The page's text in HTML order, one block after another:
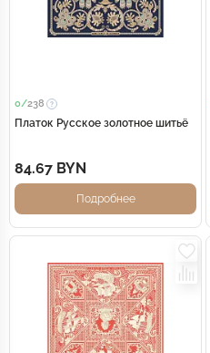
0/238
Платок Русское золотное шитьё
84.67 BYN
Подробнее